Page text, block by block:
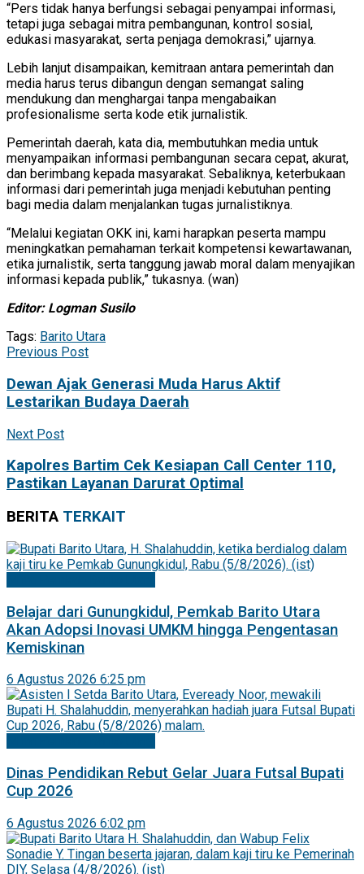
“Pers tidak hanya berfungsi sebagai penyampai informasi,
tetapi juga sebagai mitra pembangunan, kontrol sosial,
edukasi masyarakat, serta penjaga demokrasi,” ujarnya.
Lebih lanjut disampaikan, kemitraan antara pemerintah dan
media harus terus dibangun dengan semangat saling
mendukung dan menghargai tanpa mengabaikan
profesionalisme serta kode etik jurnalistik.
Pemerintah daerah, kata dia, membutuhkan media untuk
menyampaikan informasi pembangunan secara cepat, akurat,
dan berimbang kepada masyarakat. Sebaliknya, keterbukaan
informasi dari pemerintah juga menjadi kebutuhan penting
bagi media dalam menjalankan tugas jurnalistiknya.
“Melalui kegiatan OKK ini, kami harapkan peserta mampu
meningkatkan pemahaman terkait kompetensi kewartawanan,
etika jurnalistik, serta tanggung jawab moral dalam menyajikan
informasi kepada publik,” tukasnya. (wan)
Editor: Logman Susilo
Tags: Barito Utara
Previous Post
Dewan Ajak Generasi Muda Harus Aktif
Lestarikan Budaya Daerah
Next Post
Kapolres Bartim Cek Kesiapan Call Center 110,
Pastikan Layanan Darurat Optimal
BERITA TERKAIT
Belajar dari Gunungkidul, Pemkab Barito Utara
Akan Adopsi Inovasi UMKM hingga Pengentasan
Kemiskinan
6 Agustus 2026 6:25 pm
Dinas Pendidikan Rebut Gelar Juara Futsal Bupati
Cup 2026
6 Agustus 2026 6:02 pm